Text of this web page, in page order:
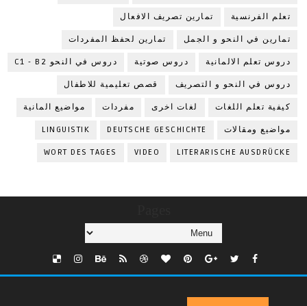
تعلم الفرنسية تمارين تصريف الافعال
تمارين في النحو و الجمل تمارين لحفظ المفردات
دروس تعلم الالمانية دروس صوتية دروس في النحو C1 - B2
دروس في النحو و التصريف قصص تعليمية للاطفال
كيفية تعلم اللغات لغات اخرى مفردات مواضيع المانية
مواضيع ومقالات DEUTSCHE GESCHICHTE
LINGUISTIK
LITERARISCHE AUSDRÜCKE
VIDEO
WORT DES TAGES